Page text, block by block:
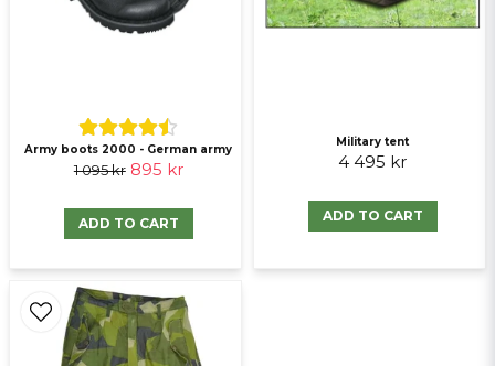
Send question
Army boots 2000 - German army
1 095 kr 895 kr
ADD TO CART
Military tent
4 495 kr
ADD TO CART